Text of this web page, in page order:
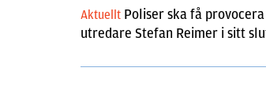
Aktuellt Poliser ska få
utredare Stefan Reimer i sitt